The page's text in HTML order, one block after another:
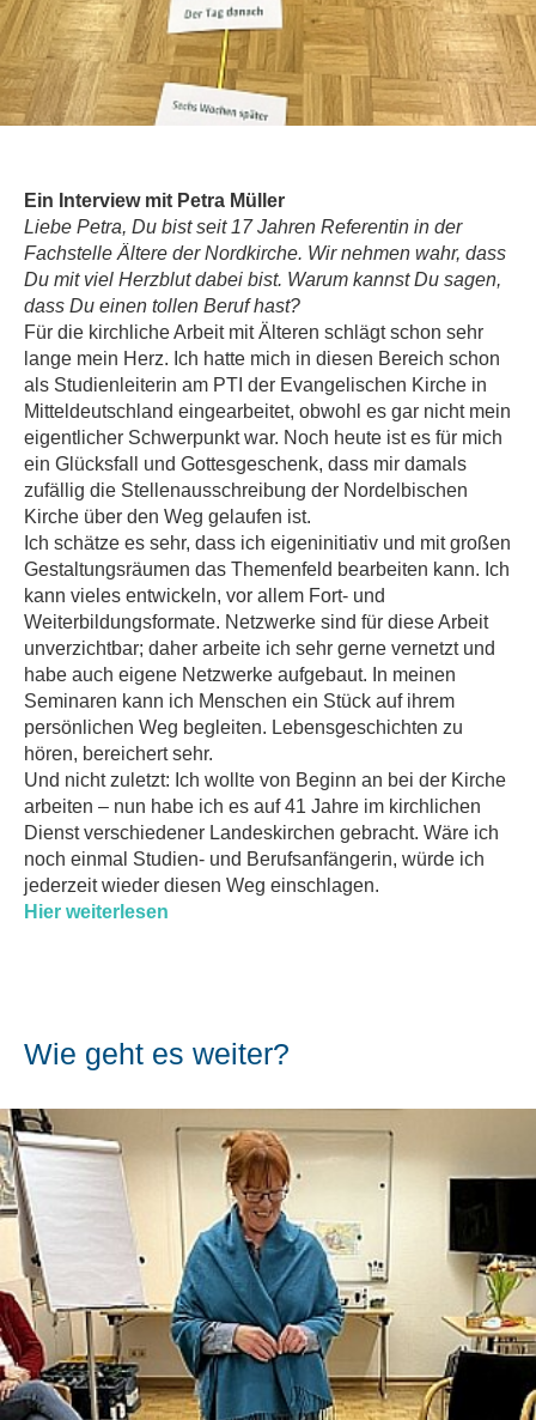
Ein Interview mit Petra Müller
Liebe Petra, Du bist seit 17 Jahren Referentin in der
Fachstelle Ältere der Nordkirche. Wir nehmen wahr, dass
Du mit viel Herzblut dabei bist. Warum kannst Du sagen,
dass Du einen tollen Beruf hast?
Für die kirchliche Arbeit mit Älteren schlägt schon sehr
lange mein Herz. Ich hatte mich in diesen Bereich schon
als Studienleiterin am PTI der Evangelischen Kirche in
Mitteldeutschland eingearbeitet, obwohl es gar nicht mein
eigentlicher Schwerpunkt war. Noch heute ist es für mich
ein Glücksfall und Gottesgeschenk, dass mir damals
zufällig die Stellenausschreibung der Nordelbischen
Kirche über den Weg gelaufen ist.
Ich schätze es sehr, dass ich eigeninitiativ und mit großen
Gestaltungsräumen das Themenfeld bearbeiten kann. Ich
kann vieles entwickeln, vor allem Fort- und
Weiterbildungsformate. Netzwerke sind für diese Arbeit
unverzichtbar; daher arbeite ich sehr gerne vernetzt und
habe auch eigene Netzwerke aufgebaut. In meinen
Seminaren kann ich Menschen ein Stück auf ihrem
persönlichen Weg begleiten. Lebensgeschichten zu
hören, bereichert sehr.
Und nicht zuletzt: Ich wollte von Beginn an bei der Kirche
arbeiten – nun habe ich es auf 41 Jahre im kirchlichen
Dienst verschiedener Landeskirchen gebracht. Wäre ich
noch einmal Studien- und Berufsanfängerin, würde ich
jederzeit wieder diesen Weg einschlagen.
Hier weiterlesen
Wie geht es weiter?